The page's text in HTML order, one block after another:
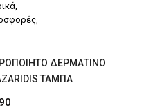
,
,
ΔΕΡΜΆΤΙΝΟ
ΤΑΜΠΆ